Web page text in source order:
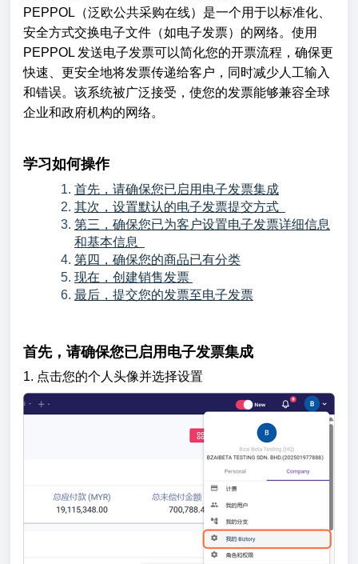
PEPPOL（泛欧公共采购在线）是一个用于以标准化、
安全方式交换电子文件（如电子发票）的网络。使用
PEPPOL 发送电子发票可以简化您的开票流程，确保更
快速、更安全地将发票传递给客户，同时减少人工输入
和错误。该系统被广泛接受，使您的发票能够兼容全球
企业和政府机构的网络。
学习如何操作
首先，请确保您已启用电子发票集成
其次，设置默认的电子发票提交方式
第三，确保您已为客户设置电子发票详细信息
和基本信息
第四，确保您的商品已有分类
现在，创建销售发票
最后，提交您的发票至电子发票
首先，请确保您已启用电子发票集成
1. 点击您的个人头像并选择设置